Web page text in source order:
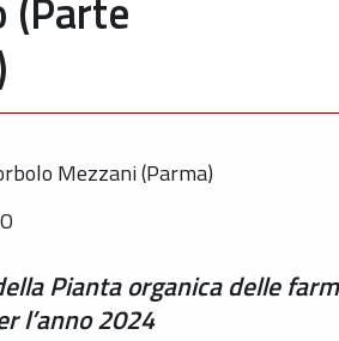
Mezzani (Parma)
Pianta organica delle
l’anno 2024